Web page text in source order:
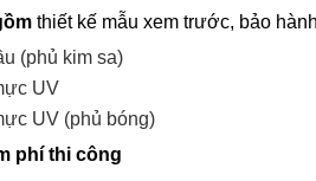
thiết kế mẫu xem trước, bảo
(phủ kim sa)
UV
UV (phủ bóng)
phí thi công